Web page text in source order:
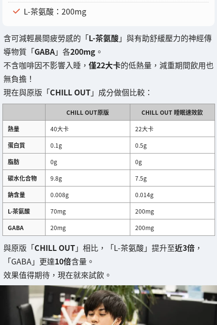
L-茶氨酸：200mg
含可減輕晨間疲勞感的「L-茶氨酸」與有助舒緩壓力的神經傳
導物質「GABA」各200mg 。
不含咖啡因不影響入睡， 僅22大卡的低熱量，減重期間飲用也
無負擔！
現在與原版「CHILL OUT」成分做個比較：
CHILL OUT原版
CHILL OUT 睡眠速效飲
熱量
40大卡
22大卡
蛋白質
0.1g
0.5g
脂肪
0g
0g
碳水化合物
9.8g
7.5g
鈉含量
0.008g
0.014g
L-茶氨酸
70mg
200mg
GABA
20mg 200mg
與原版「CHILL OUT」相比，「L-茶氨酸」提升至近3倍 ，
「GABA」更達10倍含量。
效果值得期待，現在就來試飲。